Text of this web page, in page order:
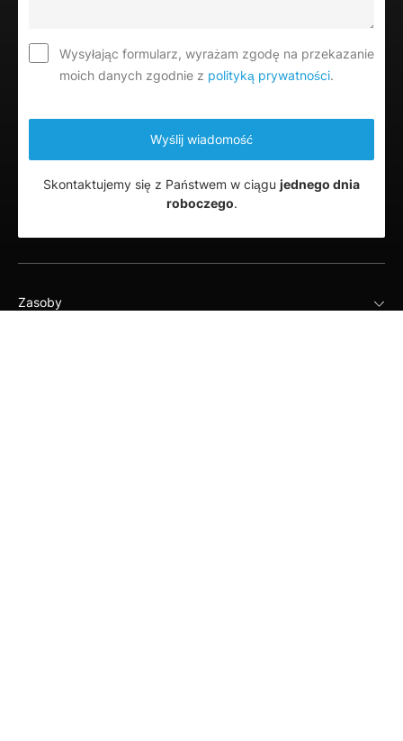
Wysyłając formularz, wyrażam zgodę na przekazanie
moich danych zgodnie z polityką prywatności.
Skontaktujemy się z Państwem w ciągu jednego dnia
roboczego.
Zasoby